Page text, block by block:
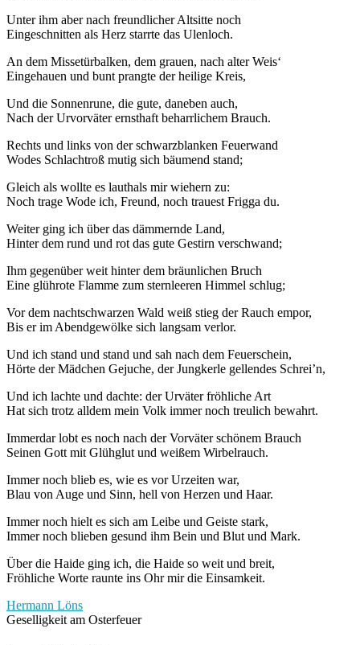
Unter ihm aber nach freundlicher Altsitte noch
Eingeschnitten als Herz starrte das Ulenloch.
An dem Missetürbalken, dem grauen, nach alter Weis‘
Eingehauen und bunt prangte der heilige Kreis,
Und die Sonnenrune, die gute, daneben auch,
Nach der Urvorväter ernsthaft beharrlichem Brauch.
Rechts und links von der schwarzblanken Feuerwand
Wodes Schlachtroß mutig sich bäumend stand;
Gleich als wollte es lauthals mir wiehern zu:
Noch trage Wode ich, Freund, noch trauest Frigga du.
Weiter ging ich über das dämmernde Land,
Hinter dem rund und rot das gute Gestirn verschwand;
Ihm gegenüber weit hinter dem bräunlichen Bruch
Eine glührote Flamme zum sternleeren Himmel schlug;
Vor dem nachtschwarzen Wald weiß stieg der Rauch empor,
Bis er im Abendgewölke sich langsam verlor.
Und ich stand und stand und sah nach dem Feuerschein,
Hörte der Mädchen Gejuche, der Jungkerle gellendes Schrei’n,
Und ich lachte und dachte: der Urväter fröhliche Art
Hat sich trotz alldem mein Volk immer noch treulich bewahrt.
Immerdar lobt es noch nach der Vorväter schönem Brauch
Seinen Gott mit Glühglut und weißem Wirbelrauch.
Immer noch blieb es, wie es vor Urzeiten war,
Blau von Auge und Sinn, hell von Herzen und Haar.
Immer noch hielt es sich am Leibe und Geiste stark,
Immer noch blieben gesund ihm Bein und Blut und Mark.
Über die Haide ging ich, die Haide so weit und breit,
Fröhliche Worte raunte ins Ohr mir die Einsamkeit.
Hermann Löns
Geselligkeit am Osterfeuer